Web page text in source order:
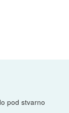
pod stvarno